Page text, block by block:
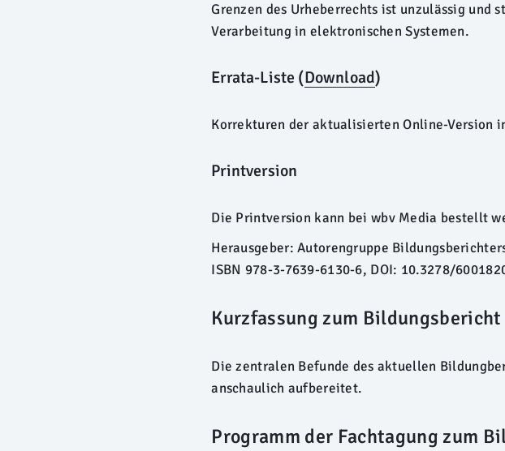
Grenzen des Urheberrechts ist unzulässig und
Verarbeitung in elektronischen Systemen.
Errata-Liste (Download)
Korrekturen der aktualisierten Online-Version
Printversion
Die Printversion kann bei wbv Media bestellt
Herausgeber: Autorengruppe
ISBN 978-3-7639-6130-6, DOI: 10.3278/
Kurzfassung zum Bildungsbericht
Die zentralen Befunde des aktuellen
anschaulich aufbereitet.
Programm der Fachtagung zum